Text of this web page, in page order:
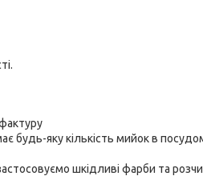
будь-яку кількість мийок в
шкідливі фарби та